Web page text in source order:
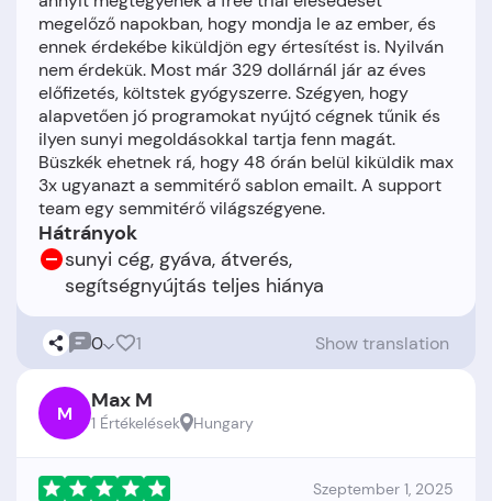
megelőző napokban, hogy mondja le az ember, és
ennek érdekébe kiküldjön egy értesítést is. Nyilván
nem érdekük. Most már 329 dollárnál jár az éves
előfizetés, költstek gyógyszerre. Szégyen, hogy
alapvetően jó programokat nyújtó cégnek tűnik és
ilyen sunyi megoldásokkal tartja fenn magát.
Büszkék ehetnek rá, hogy 48 órán belül kiküldik max
3x ugyanazt a semmitérő sablon emailt. A support
Hátrányok
sunyi cég, gyáva, átverés,
segítségnyújtás teljes hiánya
0 1 Show translation
M Max M
1 Értékelések Hungary
Szeptember 1, 2025